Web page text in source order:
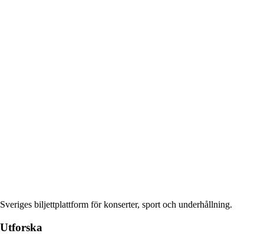
Sveriges biljettplattform för konserter, sport och underhållning.
Utforska